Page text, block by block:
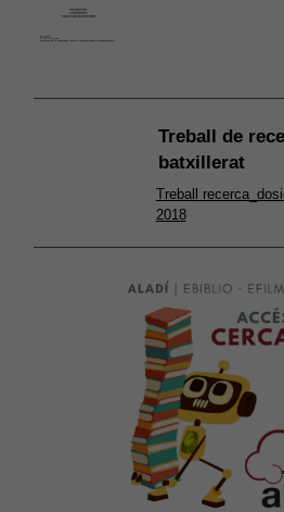
Treball de
batxillerat
Treball
2018